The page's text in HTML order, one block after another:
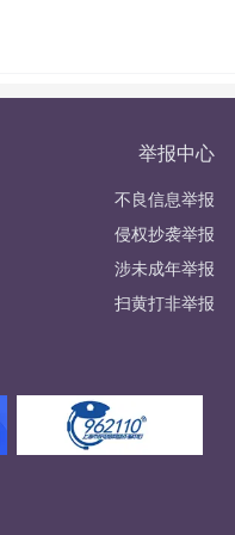
举报中心
不良信息举报
侵权抄袭举报
涉未成年举报
扫黄打非举报